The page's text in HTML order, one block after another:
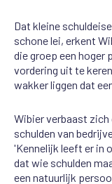
Dat kleine
schone lei, erkent
die groep een hoger
vordering uit te
wakker liggen dat
Wibier verbaast zich
schulden van
'Kennelijk leeft er in
dat wie schulden
een natuurlijk